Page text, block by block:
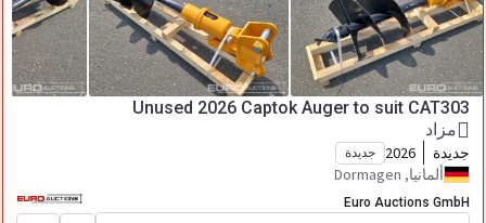
Unused 2026 Captok Auger to suit CAT303
مزاد
جديدة 2026 جديدة
ألمانيا, Dormagen
Euro Auctions GmbH